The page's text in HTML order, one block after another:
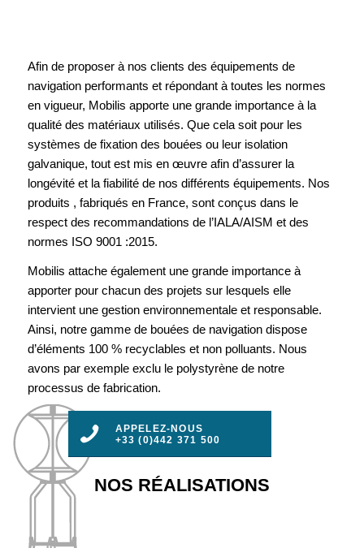
Afin de proposer à nos clients des équipements de
navigation performants et répondant à toutes les normes
en vigueur, Mobilis apporte une grande importance à la
qualité des matériaux utilisés. Que cela soit pour les
systèmes de fixation des bouées ou leur isolation
galvanique, tout est mis en œuvre afin d’assurer la
longévité et la fiabilité de nos différents équipements. Nos
produits , fabriqués en France, sont conçus dans le
respect des recommandations de l’IALA/AISM et des
normes ISO 9001 :2015.
Mobilis attache également une grande importance à
apporter pour chacun des projets sur lesquels elle
intervient une gestion environnementale et responsable.
Ainsi, notre gamme de bouées de navigation dispose
d’éléments 100 % recyclables et non polluants. Nous
avons par exemple exclu le polystyrène de notre
processus de fabrication.
APPELEZ-NOUS
+33 (0)442 371 500
NOS RÉALISATIONS